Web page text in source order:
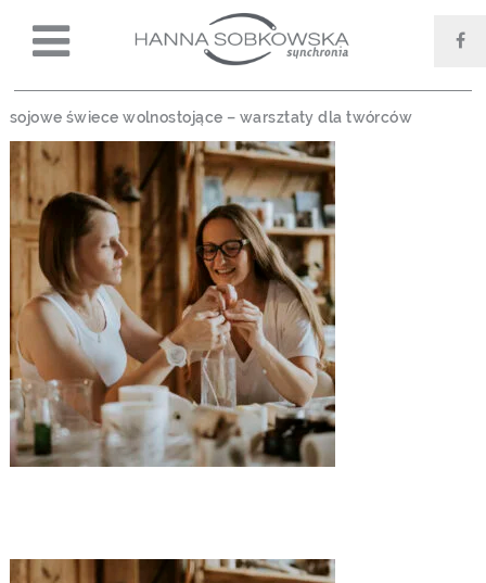
sojowe świece wolnostojące – warsztaty dla twórców